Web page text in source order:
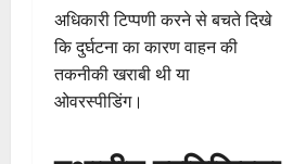
अधिकारी टिप्पणी करने से बचते दिखे
कि दुर्घटना का कारण वाहन की
तकनीकी खराबी थी या
ओवरस्पीडिंग।